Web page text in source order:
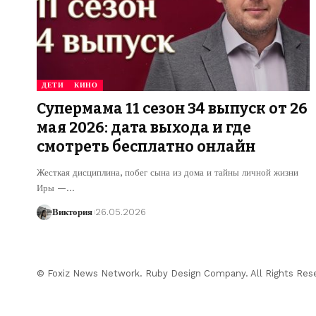
ДЕТИ КИНО
Супермама 11 сезон 34 выпуск от 26
мая 2026: дата выхода и где
смотреть бесплатно онлайн
Жесткая дисциплина, побег сына из дома и тайны личной жизни
Иры —…
Виктория 26.05.2026
© Foxiz News Network. Ruby Design Company. All Rights